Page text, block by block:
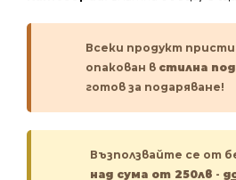
Всеки продукт
опакован в стилна
готов за подаряване!
Възползвайте се от
над сума от 250лв -